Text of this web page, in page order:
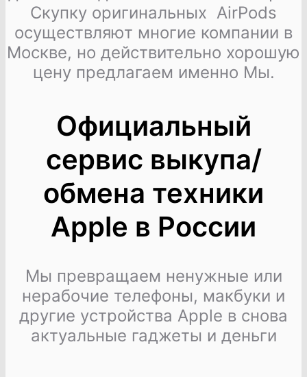
Скупку оригинальных AirPods
осуществляют многие компании в
Москве, но действительно хорошую
цену предлагаем именно Мы.
Официальный
сервис выкупа/
обмена техники
Apple в России
Мы превращаем ненужные или
нерабочие телефоны, макбуки и
другие устройства Apple в снова
актуальные гаджеты и деньги